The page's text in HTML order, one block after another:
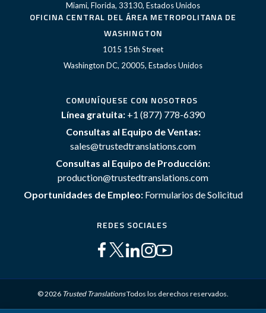
Miami, Florida, 33130, Estados Unidos
OFICINA CENTRAL DEL ÁREA METROPOLITANA DE
WASHINGTON
1015 15th Street
Washington DC, 20005, Estados Unidos
COMUNÍQUESE CON NOSOTROS
Línea gratuita: +1 (877) 778-6390
Consultas al Equipo de Ventas:
sales@trustedtranslations.com
Consultas al Equipo de Producción:
production@trustedtranslations.com
Oportunidades de Empleo: Formularios de Solicitud
REDES SOCIALES
© 2026 Trusted TranslationsTodos los derechos reservados.